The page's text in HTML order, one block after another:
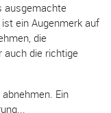
ausgemachte
ein Augenmerk auf
die
auch die richtige
Ein